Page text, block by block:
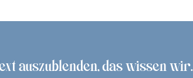
auszublenden, das wissen wir.